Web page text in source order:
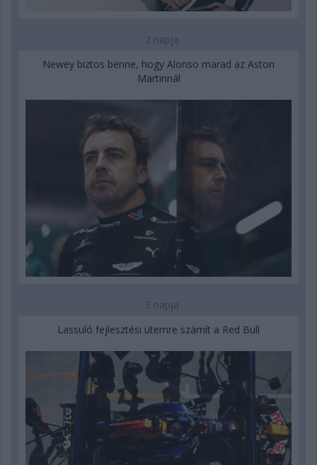
2 napja
Newey biztos benne, hogy Alonso marad az Aston
Martinnál
3 napja
Lassuló fejlesztési ütemre számít a Red Bull